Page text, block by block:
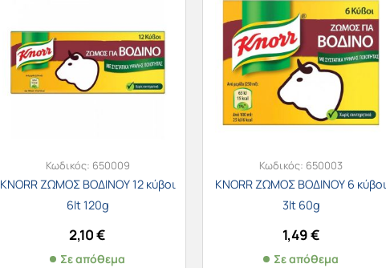
Κωδικός: 650009
KNORR ΖΩΜΟΣ ΒΟΔΙΝΟΥ 12 κύβοι
6lt 120g
2,10€
Σε απόθεμα
Κωδικός: 650003
KNORR ΖΩΜΟΣ ΒΟΔΙΝΟΥ 6 κύβοι
3lt 60g
1,49€
Σε απόθεμα